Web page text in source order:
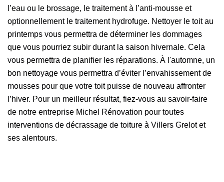
l’eau ou le brossage, le traitement à l’anti-mousse et
optionnellement le traitement hydrofuge. Nettoyer le toit au
printemps vous permettra de déterminer les dommages
que vous pourriez subir durant la saison hivernale. Cela
vous permettra de planifier les réparations. À l'automne, un
bon nettoyage vous permettra d’éviter l’envahissement de
mousses pour que votre toit puisse de nouveau affronter
l’hiver. Pour un meilleur résultat, fiez-vous au savoir-faire
de notre entreprise Michel Rénovation pour toutes
interventions de décrassage de toiture à Villers Grelot et
ses alentours.